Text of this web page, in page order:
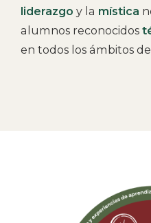
liderazgo y la mística
alumnos reconocidos
en todos los ámbitos